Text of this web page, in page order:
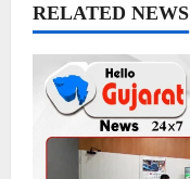
i
g
RELATED NEWS